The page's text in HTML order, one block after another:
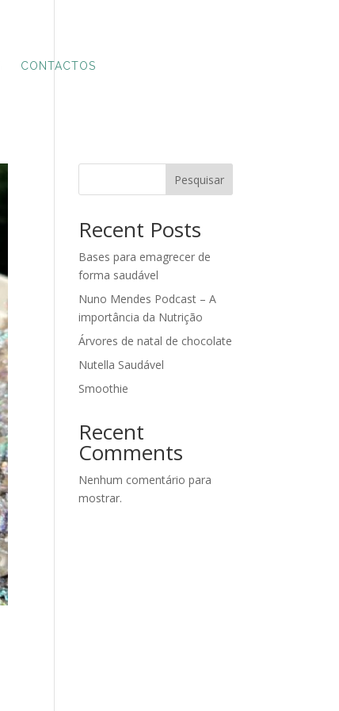
CONTACTOS
Pesquisar
Recent Posts
Bases para emagrecer de
forma saudável
Nuno Mendes Podcast – A
importância da Nutrição
Árvores de natal de chocolate
Nutella Saudável
Smoothie
Recent
Comments
Nenhum comentário para
mostrar.